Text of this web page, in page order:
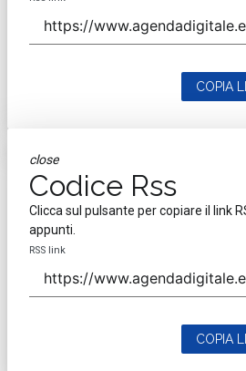
COPIA
close
Codice Rss
Clicca sul pulsante per copiare il link
appunti.
RSS link
COPIA